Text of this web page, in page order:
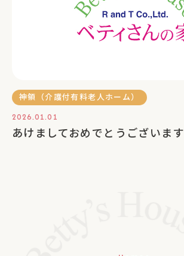
神領（介護付有料老人ホーム）
2026.01.01
あけましておめでとうございます